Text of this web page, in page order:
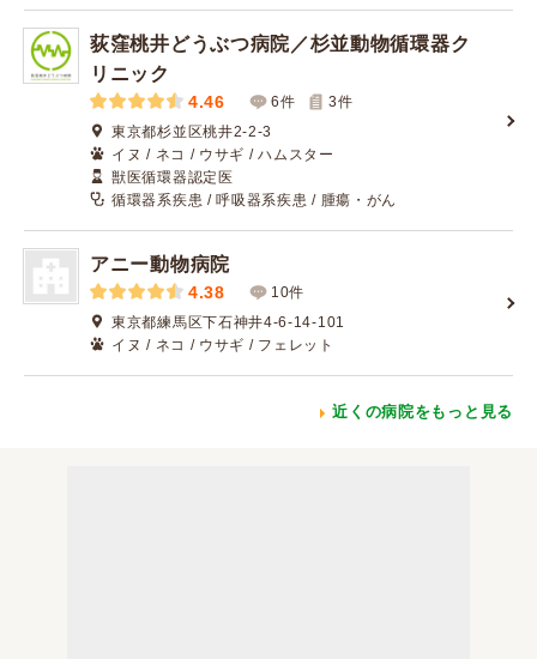
荻窪桃井どうぶつ病院／杉並動物循環器ク
リニック
4.46 6件 3件
東京都杉並区桃井2-2-3
イヌ / ネコ / ウサギ / ハムスター
獣医循環器認定医
循環器系疾患 / 呼吸器系疾患 / 腫瘍・がん
アニー動物病院
4.38
10件
東京都練馬区下石神井4-6-14-101
イヌ / ネコ / ウサギ / フェレット
近くの病院をもっと見る